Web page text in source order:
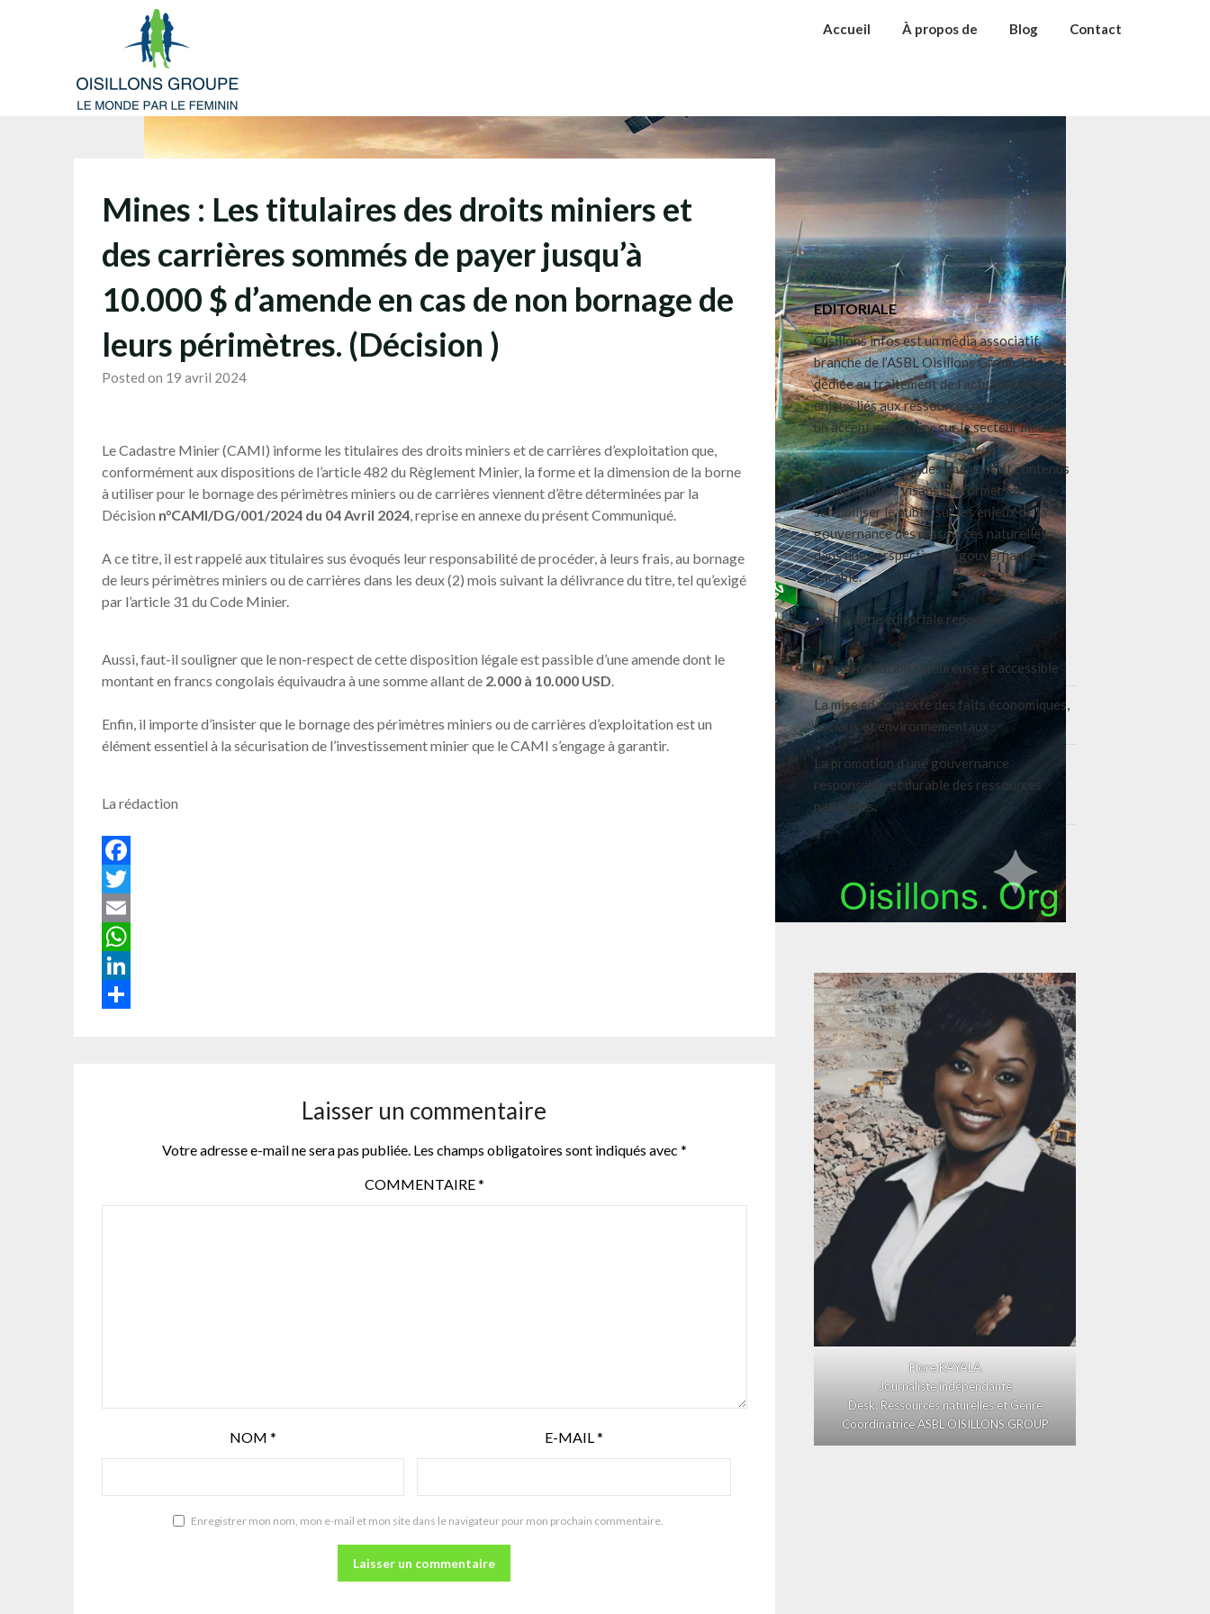
Accueil À propos de Blog Contact
Mines : Les titulaires des droits miniers et
des carrières sommés de payer jusqu’à
10.000 $ d’amende en cas de non bornage de
leurs périmètres. (Décision )
Posted on 19 avril 2024
Le Cadastre Minier (CAMI) informe les titulaires des droits miniers et de carrières d’exploitation que,
conformément aux dispositions de l’article 482 du Règlement Minier, la forme et la dimension de la borne
à utiliser pour le bornage des périmètres miniers ou de carrières viennent d’être déterminées par la
Décision n°CAMI/DG/001/2024 du 04 Avril 2024, reprise en annexe du présent Communiqué.
A ce titre, il est rappelé aux titulaires sus évoqués leur responsabilité de procéder, à leurs frais, au bornage
de leurs périmètres miniers ou de carrières dans les deux (2) mois suivant la délivrance du titre, tel qu’exigé
par l’article 31 du Code Minier.
Aussi, faut-il souligner que le non-respect de cette disposition légale est passible d’une amende dont le
montant en francs congolais équivaudra à une somme allant de 2.000 à 10.000 USD.
Enfin, il importe d’insister que le bornage des périmètres miniers ou de carrières d’exploitation est un
élément essentiel à la sécurisation de l’investissement minier que le CAMI s’engage à garantir.
La rédaction
Facebook
Twitter
Email
WhatsApp
LinkedIn
Laisser un commentaire
Votre adresse e-mail ne sera pas publiée. Les champs obligatoires sont indiqués avec *
COMMENTAIRE*
NOM* E-MAIL*
Enregistrer mon nom, mon e-mail et mon site dans le navigateur pour mon prochain commentaire.
EDITORIALE
Oisillons infos est un média associatif,
branche de l’ASBL Oisillons Group. Elle est
dédiée au traitement de l’actualité et des
enjeux liés aux ressources naturelles avec
un accent particulier sur le secteur média.
Le média propose des analyses et contenus
pédagogiques visant à informer et
sensibiliser le public sur les enjeux de la
gouvernance des ressources naturelles
dans une perspective de gouvernance
durable.
Notre ligne éditoriale repose sur:
Une information rigoureuse et accessible
La mise en contexte des faits économiques,
sociaux et environnementaux
La promotion d’une gouvernance
responsable et durable des ressources
naturelles.
Flore KAYALA
Journaliste indépendante
Desk: Ressources naturelles et Genre
Coordinatrice ASBL OISILLONS GROUP